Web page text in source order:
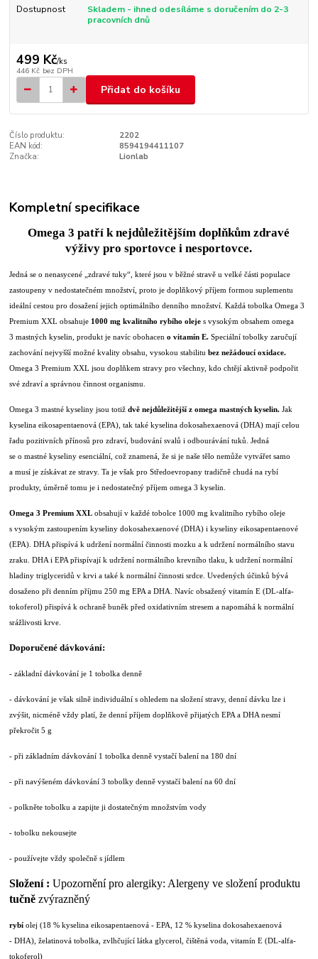
Dostupnost
Skladem - ihned odesíláme s doručením do 2-3
pracovních dnů
499 Kč/ks
446 Kč bez DPH
Přidat do košíku
Číslo produktu:
2202
EAN kód:
8594194411107
Značka:
Lionlab
Kompletní specifikace
Omega 3 patří k nejdůležitějším doplňkům zdravé
výživy pro sportovce i nesportovce.
Jedná se o nenasycené „zdravé tuky“, které jsou v běžné stravě u velké části populace
zastoupeny v nedostatečném množství, proto je doplňkový příjem formou suplementu
ideální cestou pro dosažení jejich optimálního denního množství. Každá tobolka Omega 3
Premium XXL obsahuje 1000 mg kvalitního rybího oleje s vysokým obsahem omega
3 mastných kyselin, produkt je navíc obohaceno vitamín E. Speciální tobolky zaručují
zachování nejvyšší možné kvality obsahu, vysokou stabilitubez nežádoucí oxidace.
Omega 3 Premium XXL jsou doplňkem stravy pro všechny, kdo chtějí aktivně podpořit
své zdraví a správnou činnost organismu.
Omega 3 mastné kyseliny jsou totiždvě nejdůležitější z omega mastných kyselin. Jak
kyselina eikosapentaenová (EPA), tak také kyselina dokosahexaenová (DHA) mají celou
řadu pozitivních přínosů pro zdraví, budování svalů i odbourávání tuků. Jedná
se o mastné kyseliny esenciální, což znamená, že si je naše tělo nemůže vytvářet samo
a musí je získávat ze stravy. Ta je však pro Středoevropany tradičně chudá na rybí
produkty, úměrně tomu je i nedostatečný příjem omega 3 kyselin.
Omega 3 Premium XXL obsahují v každé tobolce 1000 mg kvalitního rybího oleje
s vysokým zastoupením kyseliny dokosahexaenové (DHA) i kyseliny eikosapentaenové
(EPA). DHA přispívá k udržení normální činnosti mozku a k udržení normálního stavu
zraku. DHA i EPA přispívají k udržení normálního krevního tlaku, k udržení normální
hladiny triglyceridů v krvi a také k normální činnosti srdce. Uvedených účinků bývá
dosaženo při denním příjmu 250 mg EPA a DHA. Navíc obsažený vitamín E (DL-alfa-
tokoferol) přispívá k ochraně buněk před oxidativním stresem a napomáhá k normální
srážlivosti krve.
Doporučené dávkování:
- základní dávkování je 1 tobolka denně
- dávkování je však silně individuální s ohledem na složení stravy, denní dávku lze i
zvýšit, nicméně vždy platí, že denní příjem doplňkově přijatých EPA a DHA nesmí
překročit 5 g
- při základním dávkování 1 tobolka denně vystačí balení na 180 dní
- při navýšeném dávkování 3 tobolky denně vystačí balení na 60 dní
- polkněte tobolku a zapijte ji dostatečným množstvím vody
- tobolku nekousejte
- používejte vždy společně s jídlem
Složení :Upozornění pro alergiky: Alergeny ve složení produktu
tučně zvýrazněný
rybí olej (18 % kyselina eikosapentaenová - EPA, 12 % kyselina dokosahexaenová
- DHA), želatinová tobolka, zvlhčující látka glycerol, čištěná voda, vitamín E (DL-alfa-
tokoferol)